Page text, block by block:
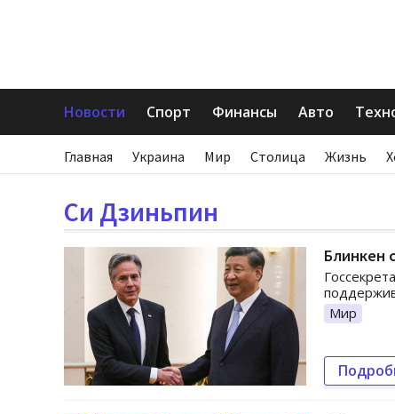
Новости Спорт Финансы Авто
Главная Украина Мир Столица Жизнь
Си Дзиньпин
Блинкен
Мир